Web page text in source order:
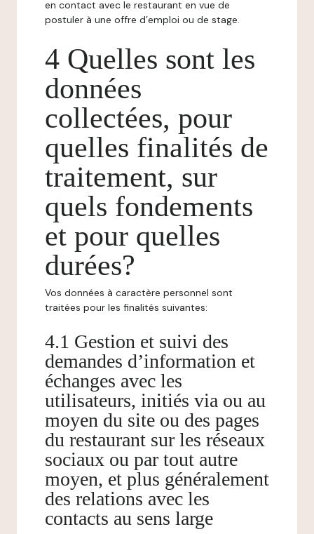
en contact avec le restaurant en vue de
postuler à une offre d’emploi ou de stage.
4 Quelles sont les
données
collectées, pour
quelles finalités de
traitement, sur
quels fondements
et pour quelles
durées?
Vos données à caractère personnel sont
traitées pour les finalités suivantes:
4.1 Gestion et suivi des
demandes d’information et
échanges avec les
utilisateurs, initiés via ou au
moyen du site ou des pages
du restaurant sur les réseaux
sociaux ou par tout autre
moyen, et plus généralement
des relations avec les
contacts au sens large